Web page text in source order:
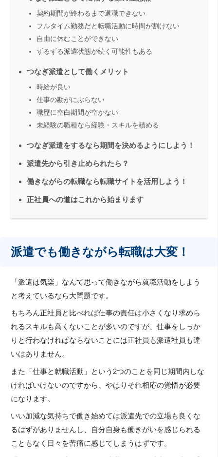
契約期間が終わるまで退職できない
フルタイム勤務だと転職活動に時間が割けない
自由に休むことができない
ずるずる派遣状態が続く可能性もある
つなぎ派遣として働くメリット
時給が良い
仕事の勘がにぶらない
職歴に空白期間が空かない
未経験の職種なら経験・スキルを積める
つなぎ派遣をするなら期間を決めるようにしよう！
派遣先から引き止められたら？
働きながらの転職なら転職サイトを活用しよう！
正社員への道はこれから始まります
派遣でも働きながら転職は大変！
「派遣は気楽」なんて思って働きながら就職活動をしよう
と考えているなら大問題です。
もちろん正社員と比べれば仕事の責任は小さくなり求めら
れるスキルも高くないことが多いのですが、仕事をしっか
りと行わなければならないことには正社員も派遣社員も違
いはありません。
また「仕事と就職活動」という2つのことを同じ期間内しな
ければいけないのですから、やはりそれ相応の覚悟が必要
になります。
いい加減な気持ちで働き始めては派遣先での立場も良くな
るはずがありませんし、自分自身も働きがいを感じられる
こともなく日々を苦痛に感じてしまうはずです。